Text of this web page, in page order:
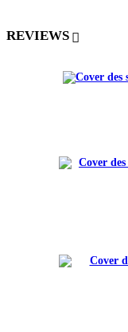
REVIEWS